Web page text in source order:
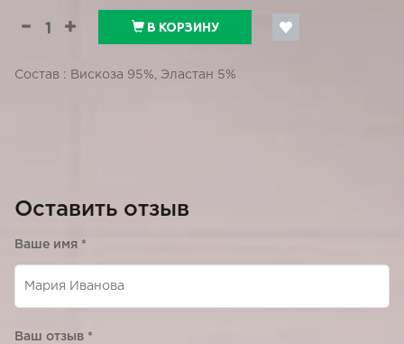
В КОРЗИНУ
Состав : Вискоза 95%, Эластан 5%
Оставить отзыв
Ваше имя *
Ваш отзыв *